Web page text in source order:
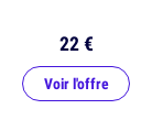
22 €
Voir l'offre